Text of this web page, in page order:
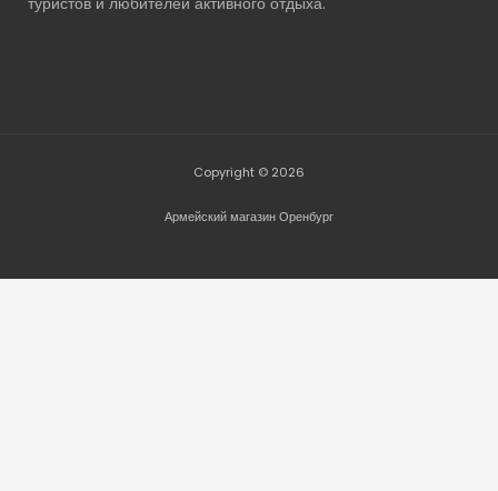
Copyright © 2026
Армейский магазин Оренбург